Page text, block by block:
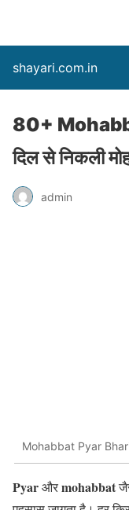
shayari.com.in
80+
दिल से निकली
admin
Mohabbat Pyar
Pyarऔरmohabbat